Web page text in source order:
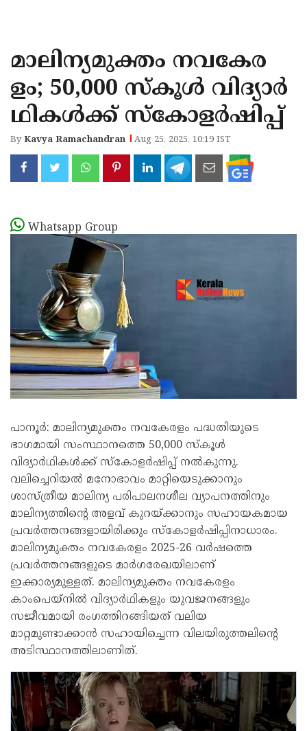
KANNUR
KASARAGOD
മാലിന്യമുക്തം നവകേര
ളം; 50,000 സ്കൂൾ വിദ്യാർ
ഥികൾക്ക് സ്കോളർഷിപ്പ്‌
ByKavya Ramachandran Aug 25, 2025, 10:19 IST
Whatsapp Group
പാനൂർ: മാലിന്യമുക്തം നവകേരളം പദ്ധതിയുടെ
ഭാഗമായി സംസ്ഥാനത്തെ 50,000 സ്കൂൾ
വിദ്യാർഥികൾക്ക് സ്കോളർഷിപ്പ് നൽകുന്നു.
വലിച്ചെറിയൽ മനോഭാവം മാറ്റിയെടുക്കാനും
ശാസ്ത്രീയ മാലിന്യ പരിപാലനശീല വ്യാപനത്തിനും
മാലിന്യത്തിന്റെ അളവ് കുറയ്ക്കാനും സഹായകമായ
പ്രവർത്തനങ്ങളായിരിക്കും സ്കോളർഷിപ്പിനാധാരം.
മാലിന്യമുക്തം നവകേരളം 2025-26 വർഷത്തെ
പ്രവർത്തനങ്ങളുടെ മാർഗരേഖയിലാണ്
ഇക്കാര്യമുള്ളത്. മാലിന്യമുക്തം നവകേരളം
കാംപെയ്നിൽ വിദ്യാർഥികളും യുവജനങ്ങളും
സജീവമായി രംഗത്തിറങ്ങിയത് വലിയ
മാറ്റമുണ്ടാക്കാൻ സഹായിച്ചെന്ന വിലയിരുത്തലിന്റെ
അടിസ്ഥാനത്തിലാണിത്.